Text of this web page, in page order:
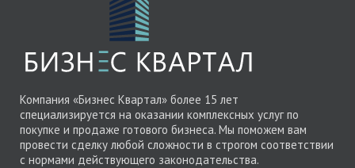
Компания «Бизнес Квартал» более 15 лет
специализируется на оказании комплексных услуг по
покупке и продаже готового бизнеса. Мы поможем вам
провести сделку любой сложности в строгом соответствии
с нормами действующего законодательства.